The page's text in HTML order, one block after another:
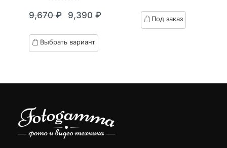
out
based
on
9,670₽
Первоначальная
цена
составляла
9,390 ₽
Текущая
цена:
9,390 ₽.
Выбрать вариант
based
onПод заказ